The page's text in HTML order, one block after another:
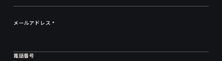
メールアドレス *
電話番号